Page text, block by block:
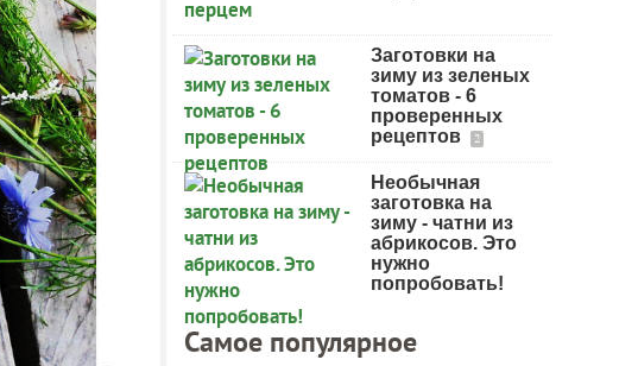
Заготовки на
зиму из зеленых
томатов - 6
проверенных
рецептов
2
Необычная
заготовка на
зиму - чатни из
абрикосов. Это
нужно
попробовать!
Самое популярное